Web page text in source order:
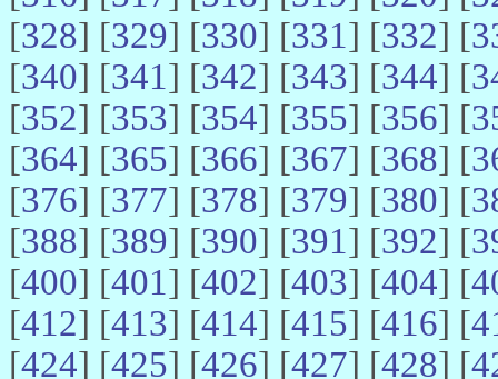
[328] [329] [330] [331] [332] [
[340] [341] [342] [343] [344] [
[352] [353] [354] [355] [356] [
[364] [365] [366] [367] [368] [
[376] [377] [378] [379] [380] [
[388] [389] [390] [391] [392] [
[400] [401] [402] [403] [404] [
[412] [413] [414] [415] [416] [
[424] [425] [426] [427] [428] [